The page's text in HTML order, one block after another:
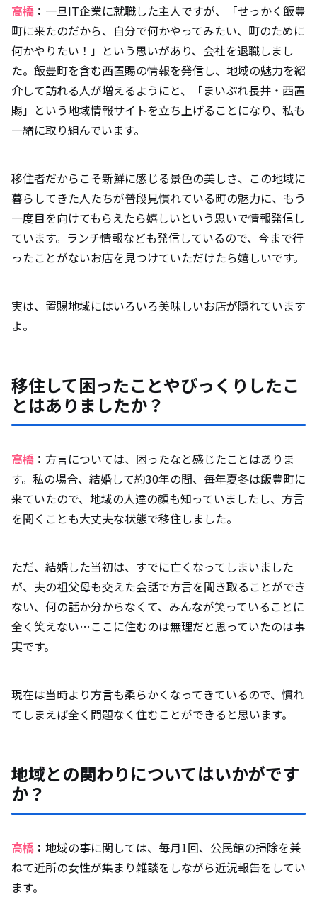
高橋 ： 一旦IT企業に就職した主人ですが、「せっかく飯豊
町に来たのだから、自分で何かやってみたい、町のために
何かやりたい！」という思いがあり、会社を退職しまし
た。飯豊町を含む西置賜の情報を発信し、地域の魅力を紹
介して訪れる人が増えるようにと、「まいぷれ長井・西置
賜」という地域情報サイトを立ち上げることになり、私も
一緒に取り組んでいます。
移住者だからこそ新鮮に感じる景色の美しさ、この地域に
暮らしてきた人たちが普段見慣れている町の魅力に、もう
一度目を向けてもらえたら嬉しいという思いで情報発信し
ています。ランチ情報なども発信しているので、今まで行
ったことがないお店を見つけていただけたら嬉しいです。
実は、置賜地域にはいろいろ美味しいお店が隠れています
よ。
移住して困ったことやびっくりしたこ
とはありましたか？
高橋 ： 方言については、困ったなと感じたことはありま
す。私の場合、結婚して約30年の間、毎年夏冬は飯豊町に
来ていたので、地域の人達の顔も知っていましたし、方言
を聞くことも大丈夫な状態で移住しました。
ただ、結婚した当初は、すでに亡くなってしまいました
が、夫の祖父母も交えた会話で方言を聞き取ることができ
ない、何の話か分からなくて、みんなが笑っていることに
全く笑えない…ここに住むのは無理だと思っていたのは事
実です。
現在は当時より方言も柔らかくなってきているので、慣れ
てしまえば全く問題なく住むことができると思います。
地域との関わりについてはいかがです
か？
高橋 ： 地域の事に関しては、毎月1回、公民館の掃除を兼
ねて近所の女性が集まり雑談をしながら近況報告をしてい
ます。